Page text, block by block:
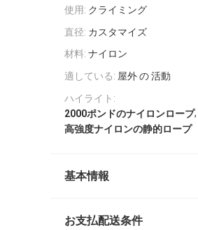
使用: クライミング
直径: カスタマイズ
材料: ナイロン
適している: 屋外 の 活動
ハイライト:
2000ポンドのナイロンロープ,
高強度ナイロンの静的ロープ
基本情報
お支払配送条件